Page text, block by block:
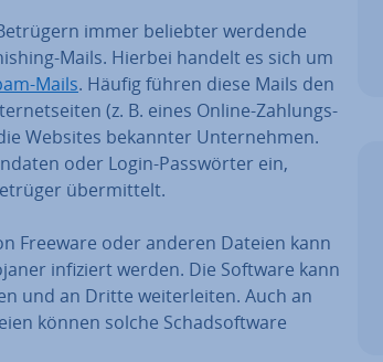
immer beliebter werdende
Mails. Hierbei handelt es sich um
Mails. Häufig führen diese Mails den
(z. B. eines Online-Zah­lungs­
Websites bekannter Un­ter­neh­men.
oder Login-Pass­wör­ter ein,
über­mit­telt.
Freeware oder anderen Dateien kann
infiziert werden. Die Software kann
und an Dritte wei­ter­lei­ten. Auch an
können solche Schad­soft­ware